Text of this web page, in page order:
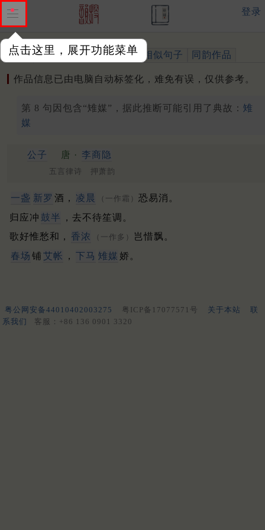
点击这里，展开功能菜单
登录
作品 标注四声 出处、引用 相似句子 同韵作品
作品信息已由电脑自动标签化，难免有误，仅供参考。
第 8 句因包含“雉媒”，据此推断可能引用了典故： 雉
媒
公子 唐 · 李商隐
五言律诗 押萧韵
一盏 新罗 酒， 凌晨 （一作霜） 恐易消。
归应冲 鼓半
，去不待笙调。
歌好惟愁和，
香浓 （一作多）
岂惜飘。
春场 铺 艾帐 ， 下马 雉媒 娇。
粤公网安备44010402003275 粤ICP备17077571号 关于本站
联
系我们
客服：+86 136 0901 3320